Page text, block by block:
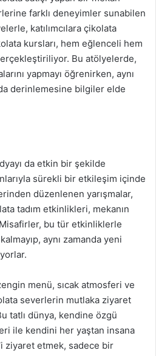
farklı deneyimler sunabilen
katılımcılara çikolata
kursları, hem eğlenceli hem
Bu atölyelerde,
yapmayı öğrenirken, aynı
derinlemesine bilgiler elde
da etkin bir şekilde
sürekli bir etkileşim içinde
düzenlenen yarışmalar,
tadım etkinlikleri, mekanın
bu tür etkinliklerle
aynı zamanda yeni
menü, sıcak atmosferi ve
severlerin mutlaka ziyaret
tatlı dünya, kendine özgü
ile kendini her yaştan insana
ziyaret etmek, sadece bir